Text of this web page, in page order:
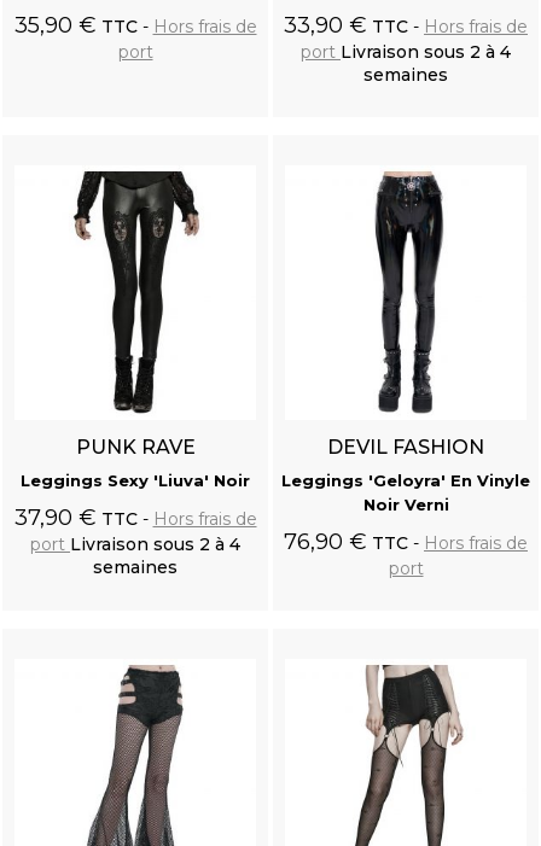
35,90 € TTC
Hors frais de
port
33,90 € TTC
Hors frais de
port Livraison sous 2 à 4
semaines
PUNK RAVE
Leggings Sexy 'Liuva' Noir
37,90 € TTC
Hors frais de
port Livraison sous 2 à 4
semaines
DEVIL FASHION
Leggings 'Geloyra' En Vinyle
Noir Verni
76,90 € TTC
Hors frais de
port